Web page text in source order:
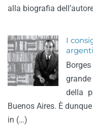
alla biografia
I
della
Buenos Aires. È
in (…)